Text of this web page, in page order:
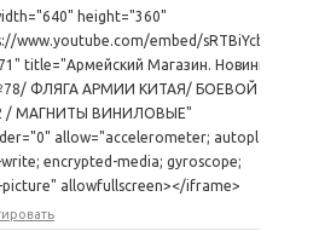
height="360"
www.youtube.com/embed/sRTBiYcb8-
title="Армейский Магазин. Новинки.
ФЛЯГА АРМИИ КИТАЯ/ БОЕВОЙ
/ МАГНИТЫ ВИНИЛОВЫЕ"
allow="accelerometer; autoplay;
encrypted-media; gyroscope;
allowfullscreen></iframe>